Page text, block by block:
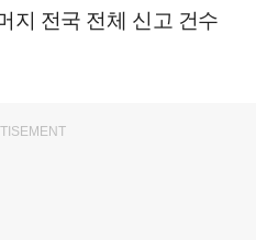
지 전국 전체 신고 건수